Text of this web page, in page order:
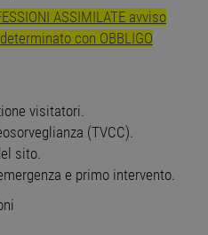
ASSIMILATE avviso
con OBBLIGO
visitatori.
(TVCC).
sito.
e primo intervento.